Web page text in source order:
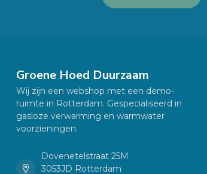
Groene Hoed Duurzaam
Wij zijn een webshop met een demo-
ruimte in Rotterdam. Gespecialiseerd in
gasloze verwarming en warmwater
voorzieningen.
Dovenetelstraat 25M
3053JD Rotterdam